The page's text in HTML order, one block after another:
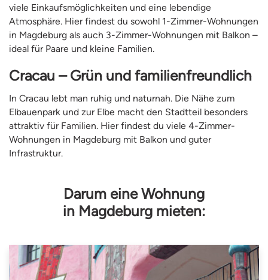
viele Einkaufsmöglichkeiten und eine lebendige
Atmosphäre. Hier findest du sowohl 1-Zimmer-Wohnungen
in Magdeburg als auch 3-Zimmer-Wohnungen mit Balkon –
ideal für Paare und kleine Familien.
Cracau – Grün und familienfreundlich
In Cracau lebt man ruhig und naturnah. Die Nähe zum
Elbauenpark und zur Elbe macht den Stadtteil besonders
attraktiv für Familien. Hier findest du viele 4-Zimmer-
Wohnungen in Magdeburg mit Balkon und guter
Infrastruktur.
Darum eine Wohnung
in Magdeburg mieten: